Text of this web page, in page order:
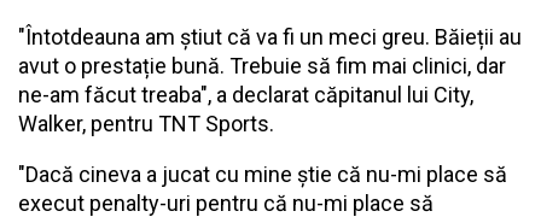
"Întotdeauna am știut că va fi un meci greu. Băieții au
avut o prestație bună. Trebuie să fim mai clinici, dar
ne-am făcut treaba", a declarat căpitanul lui City,
Walker, pentru TNT Sports.
"Dacă cineva a jucat cu mine știe că nu-mi place să
execut penalty-uri pentru că nu-mi place să